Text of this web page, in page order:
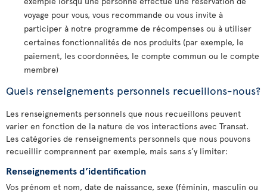
voyage pour vous, vous recommande ou vous invite à
participer à notre programme de récompenses ou à utiliser
certaines fonctionnalités de nos produits (par exemple, le
paiement, les coordonnées, le compte commun ou le compte
membre)
Quels renseignements personnels recueillons-nous?
Les renseignements personnels que nous recueillons peuvent
varier en fonction de la nature de vos interactions avec Transat.
Les catégories de renseignements personnels que nous pouvons
recueillir comprennent par exemple, mais sans s’y limiter:
Renseignements d’identification
Vos prénom et nom, date de naissance, sexe (féminin, masculin ou